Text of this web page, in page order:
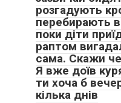
розгадують
перебирають
поки діти
раптом
сама. Скажи
Я вже доїв
ти хоча б
кілька днів